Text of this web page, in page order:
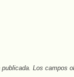
Los campos